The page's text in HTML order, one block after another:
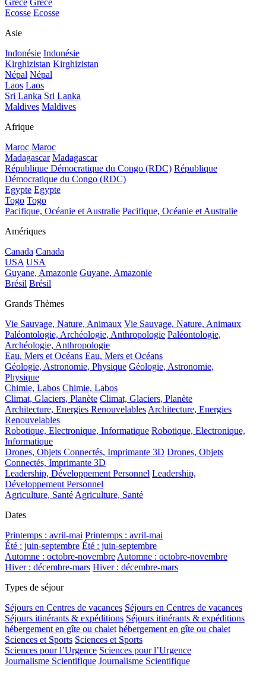
Grèce Grèce
Ecosse Ecosse
Asie
Indonésie Indonésie
Kirghizistan Kirghizistan
Népal Népal
Laos Laos
Sri Lanka Sri Lanka
Maldives Maldives
Afrique
Maroc Maroc
Madagascar Madagascar
République Démocratique du Congo (RDC) République
Démocratique du Congo (RDC)
Egypte Egypte
Togo Togo
Pacifique, Océanie et Australie Pacifique, Océanie et Australie
Amériques
Canada Canada
USA USA
Guyane, Amazonie Guyane, Amazonie
Brésil Brésil
Grands Thèmes
Vie Sauvage, Nature, Animaux Vie Sauvage, Nature, Animaux
Paléontologie, Archéologie, Anthropologie Paléontologie,
Archéologie, Anthropologie
Eau, Mers et Océans Eau, Mers et Océans
Géologie, Astronomie, Physique Géologie, Astronomie,
Physique
Chimie, Labos Chimie, Labos
Climat, Glaciers, Planète Climat, Glaciers, Planète
Architecture, Energies RenouvelablesArchitecture, Energies
Renouvelables
Robotique, Electronique, Informatique Robotique, Electronique,
Informatique
Drones, Objets Connectés, Imprimante 3D Drones, Objets
Connectés, Imprimante 3D
Leadership, Développement Personnel Leadership,
Développement Personnel
Agriculture, SantéAgriculture, Santé
Dates
Printemps : avril-mai Printemps : avril-mai
Été : juin-septembre Été : juin-septembre
Automne : octobre-novembreAutomne : octobre-novembre
Hiver : décembre-mars Hiver : décembre-mars
Types de séjour
Séjours en Centres de vacances Séjours en Centres de vacances
Séjours itinérants & expéditions Séjours itinérants & expéditions
hébergement en gîte ou chalet hébergement en gîte ou chalet
Sciences et Sports Sciences et Sports
Sciences pour l’Urgence Sciences pour l’Urgence
Journalisme Scientifique Journalisme Scientifique